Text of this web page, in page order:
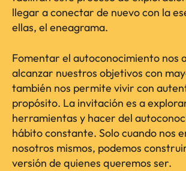
llegar a conectar de nuevo con la
ellas, el eneagrama.
Fomentar el autoconocimiento nos
alcanzar nuestros objetivos con
también nos permite vivir con
propósito. La invitación es a
herramientas y hacer del
hábito constante. Solo cuando nos
nosotros mismos, podemos
versión de quienes queremos ser.